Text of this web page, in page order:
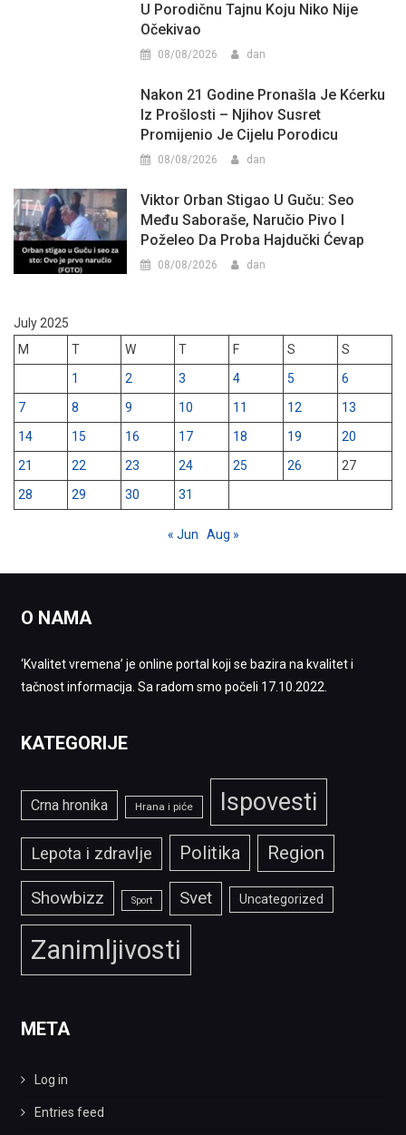
U Porodičnu Tajnu Koju Niko Nije
Očekivao
08/08/2026 dan
Nakon 21 Godine Pronašla Je Kćerku
Iz Prošlosti – Njihov Susret
Promijenio Je Cijelu Porodicu
08/08/2026 dan
Viktor Orban Stigao U Guču: Seo
Među Saboraše, Naručio Pivo I
Poželeo Da Proba Hajdučki Ćevap
08/08/2026 dan
July 2025
M
T W T F S
S
1
2 3 4 5
6
7
8 9 10 11 12
13
14
15 16 17 18 19
20
21
22 23 24 25 26
27
28
29 30 31
« Jun Aug »
O NAMA
‘Kvalitet vremena’ je online portal koji se bazira na kvalitet i
tačnost informacija. Sa radom smo počeli 17.10.2022.
KATEGORIJE
Crna hronika Hrana i piće Ispovesti
Lepota i zdravlje Politika Region
Showbizz Sport Svet Uncategorized
Zanimljivosti
META
Log in
Entries feed